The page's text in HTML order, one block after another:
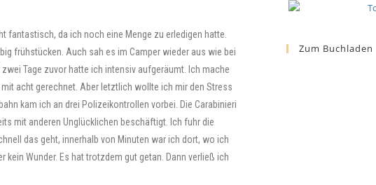
fantastisch, da ich noch eine Menge zu erledigen hatte.
frühstücken. Auch sah es im Camper wieder aus wie bei
Tage zuvor hatte ich intensiv aufgeräumt. Ich mache
acht gerechnet. Aber letztlich wollte ich mir den Stress
kam ich an drei Polizeikontrollen vorbei. Die Carabinieri
mit anderen Unglücklichen beschäftigt. Ich fuhr die
das geht, innerhalb von Minuten war ich dort, wo ich
Wunder. Es hat trotzdem gut getan. Dann verließ ich
Zum Buchladen